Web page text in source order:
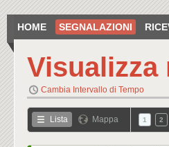
HOME SEGNALAZIONI
Visualizza
Cambia Intervallo di Tempo
Lista Mappa 1 2